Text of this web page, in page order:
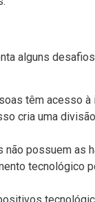
alguns
têm acesso
cria uma
não possuem as
tecnológico